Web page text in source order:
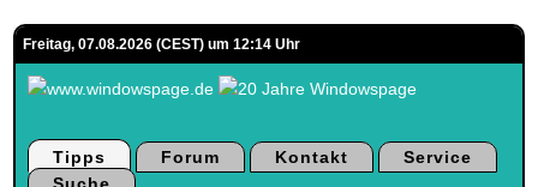
Freitag, 07.08.2026 (CEST) um 12:14 Uhr
Tipps Forum Kontakt
Service